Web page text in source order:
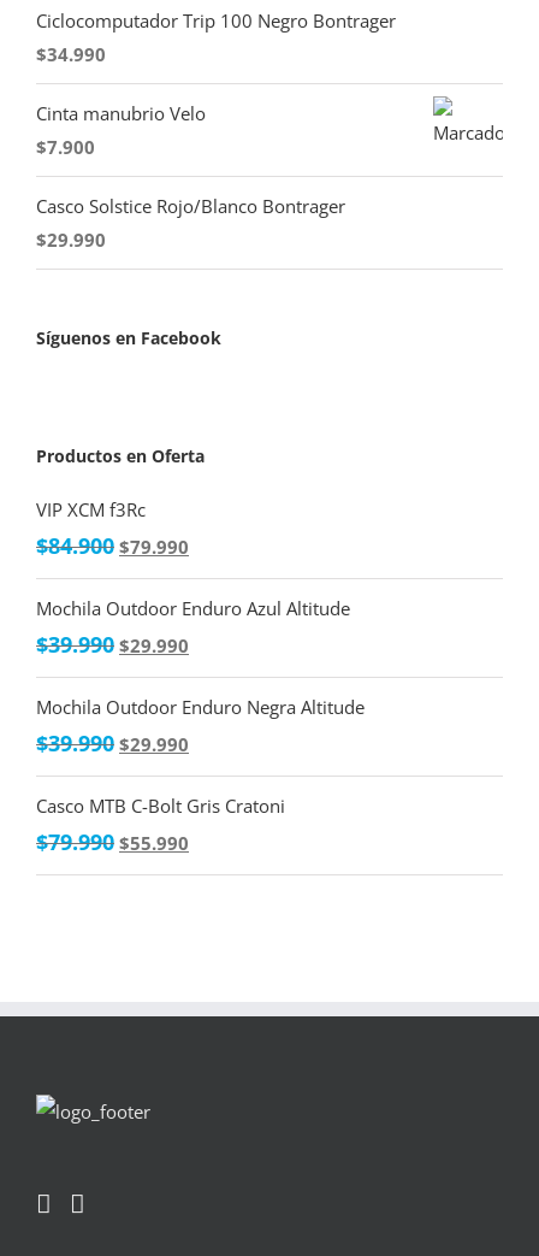
Ciclocomputador Trip 100 Negro Bontrager
$34.990
Cinta manubrio Velo
$7.900
Casco Solstice Rojo/Blanco Bontrager
$29.990
Síguenos en Facebook
Productos en Oferta
VIP XCM f3Rc
$84.900 $79.990
Mochila Outdoor Enduro Azul Altitude
$39.990 $29.990
Mochila Outdoor Enduro Negra Altitude
$39.990 $29.990
Casco MTB C-Bolt Gris Cratoni
$79.990 $55.990